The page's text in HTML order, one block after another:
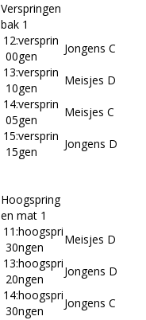
Verspringen
bak 1
12:
00
versprin
gen
Jongens C
13:
10
versprin
gen
Meisjes D
14:
05
versprin
gen
Meisjes C
15:
15
versprin
gen
Jongens D
Hoogspring
en mat 1
11:
30
hoogspri
ngen
Meisjes D
13:
20
hoogspri
ngen
Jongens D
14:
30
hoogspri
ngen
Jongens C